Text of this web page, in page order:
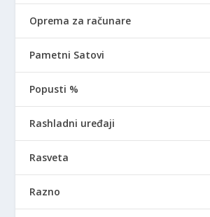
Oprema za računare
Pametni Satovi
Popusti %
Rashladni uređaji
Rasveta
Razno